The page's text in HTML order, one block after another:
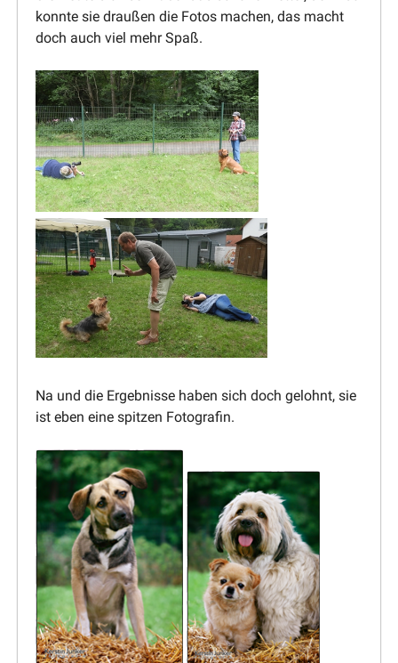
konnte sie draußen die Fotos machen, das macht
doch auch viel mehr Spaß.
Na und die Ergeb­nisse haben sich doch gelohnt, sie
ist eben eine spitzen Fotografin.